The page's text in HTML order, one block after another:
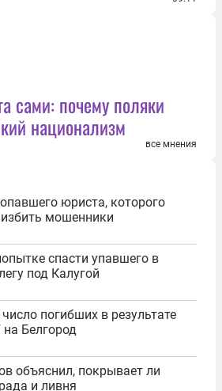
сами: почему поляки
национализм
все мнения
юриста, которого
мошенники
спасти упавшего в
под Калугой
погибших в результате
Белгород
объяснил, покрывает ли
и ливня